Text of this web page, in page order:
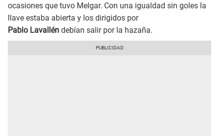
ocasiones que tuvo Melgar. Con una igualdad sin goles la
llave estaba abierta y los dirigidos por
Pablo Lavallén debían salir por la hazaña.